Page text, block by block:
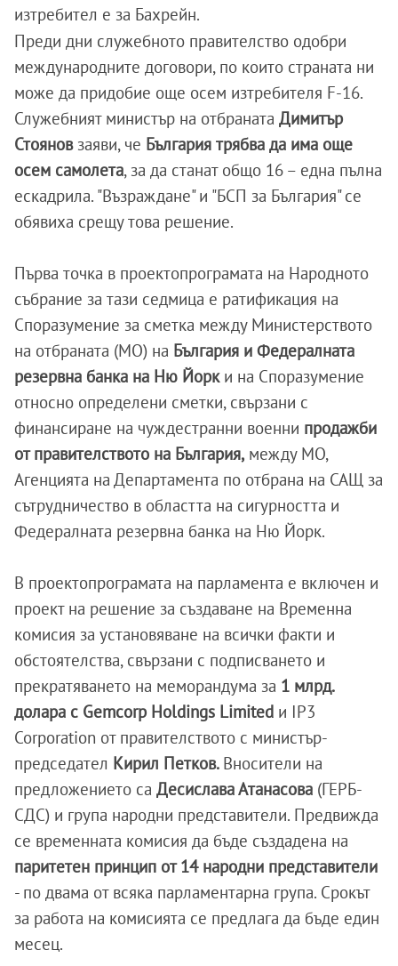
изтребител е за Бахрейн.
Преди дни служебното правителство одобри
международните договори, по които страната ни
може да придобие още осем изтребителя F-16.
Служебният министър на отбраната Димитър
Стоянов заяви, че България трябва да има още
осем самолета, за да станат общо 16 – една пълна
ескадрила. "Възраждане" и "БСП за България" се
обявиха срещу това решение.
Първа точка в проектопрограмата на Народното
събрание за тази седмица е ратификация на
Споразумение за сметка между Министерството
на отбраната (МО) на България и Федералната
резервна банка на Ню Йорк и на Споразумение
относно определени сметки, свързани с
финансиране на чуждестранни военни продажби
от правителството на България, между МО,
Агенцията на Департамента по отбрана на САЩ за
сътрудничество в областта на сигурността и
Федералната резервна банка на Ню Йорк.
В проектопрограмата на парламента е включен и
проект на решение за създаване на Временна
комисия за установяване на всички факти и
обстоятелства, свързани с подписването и
прекратяването на меморандума за 1 млрд.
долара с Gemcorp Holdings Limited и IP3
Corporation от правителството с министър-
председател Кирил Петков. Вносители на
предложението са Десислава Атанасова (ГЕРБ-
СДС) и група народни представители. Предвижда
се временната комисия да бъде създадена на
паритетен принцип от 14 народни представители
- по двама от всяка парламентарна група. Срокът
за работа на комисията се предлага да бъде един
месец.